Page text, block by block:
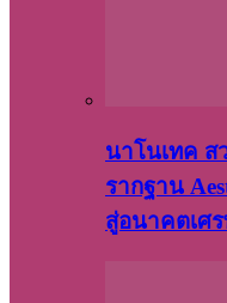
นาโนเทค ส
รากฐาน
สู่อนาคตเศ